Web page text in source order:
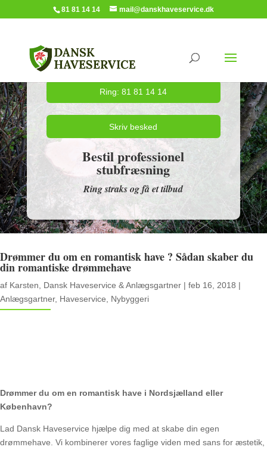
81 81 14 14 mail@danskhaveservice.dk
Ring: 81 81 14 14
Skriv besked
Bestil professionel
stubfræsning
Ring straks og få et tilbud
Drømmer du om en romantisk have ? Sådan skaber du
din romantiske drømmehave
af Karsten, Dansk Haveservice & Anlægsgartner | feb 16, 2018 |
Anlægsgartner, Haveservice Nybyggeri
Drømmer du om en romantisk have i Nordsjælland eller
København?
Lad Dansk Haveservice hjælpe dig med at skabe din egen
drømmehave. Vi kombinerer vores faglige viden med sans for æstetik,